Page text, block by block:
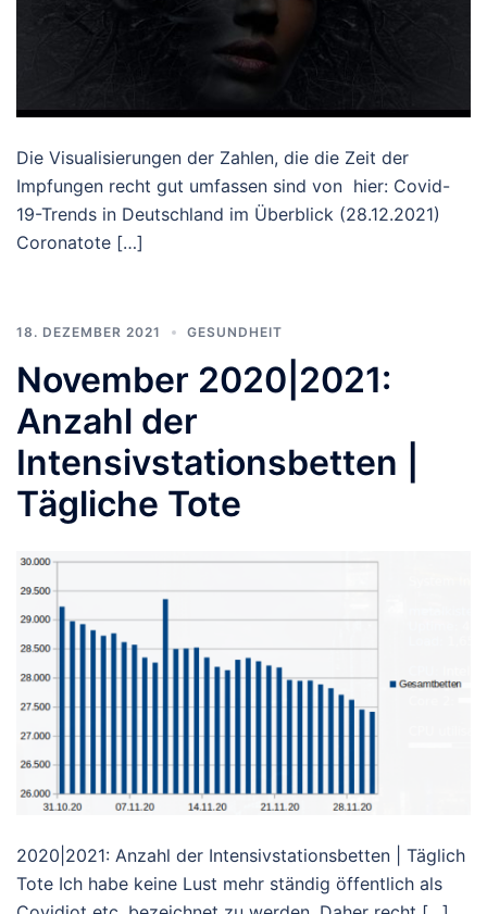
Die Visualisierungen der Zahlen, die die Zeit der
Impfungen recht gut umfassen sind von hier: Covid-
19-Trends in Deutschland im Überblick (28.12.2021)
Coronatote […]
18. DEZEMBER 2021 GESUNDHEIT
November 2020|2021:
Anzahl der
Intensivstationsbetten |
Tägliche Tote
2020|2021: Anzahl der Intensivstationsbetten | Täglich
Tote Ich habe keine Lust mehr ständig öffentlich als